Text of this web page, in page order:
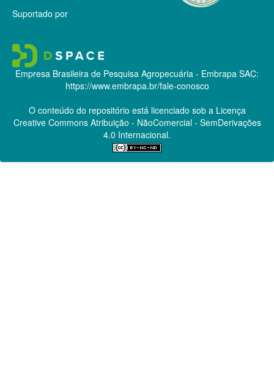
Suportado por
Empresa Brasileira de Pesquisa Agropecuária - Embrapa SAC:
https://www.embrapa.br/fale-conosco
O conteúdo do repositório está licenciado sob a Licença
Creative CommonsAtribuição - NãoComercial - SemDerivações
4.0 Internacional.